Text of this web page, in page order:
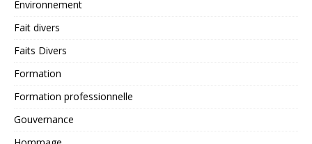
Environnement
Fait divers
Faits Divers
Formation
Formation professionnelle
Gouvernance